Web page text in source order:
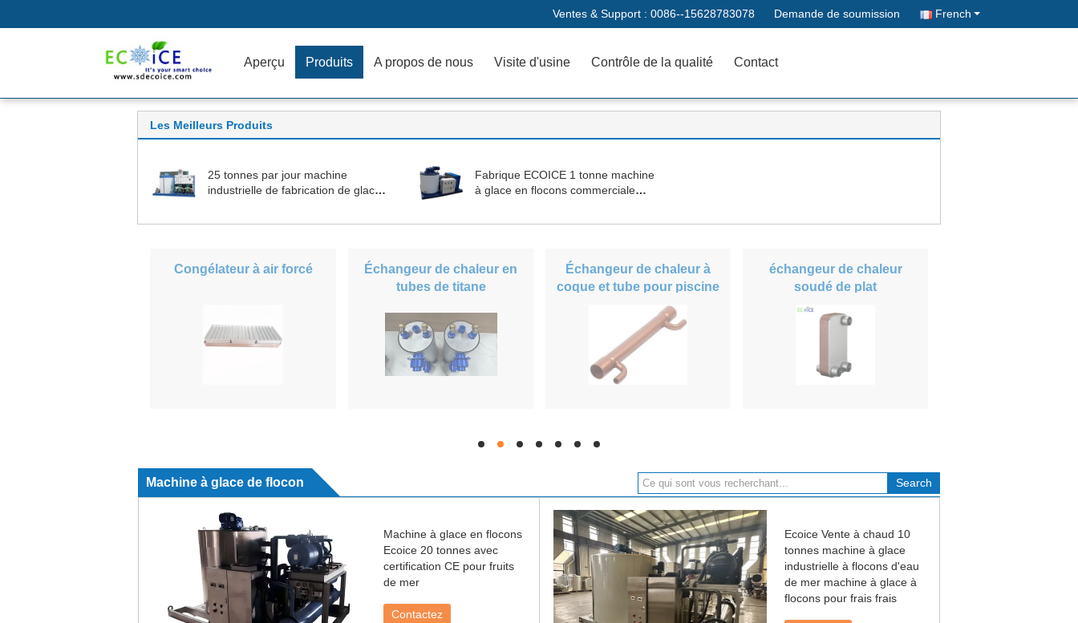
Ventes & Support : 0086--15628783078 Demande de soumission French
Aperçu Produits A propos de nous Visite d'usine Contrôle de la qualité Contact
Les Meilleurs Produits
25 tonnes par jour machine
industrielle de fabrication de glace
Fabrique ECOICE 1 tonne machine
à glace en flocons commerciale
Congélateur à air forcé
Échangeur de chaleur en
tubes de titane
Échangeur de chaleur à
coque et tube pour piscine
échangeur de chaleur
soudé de plat
hd hd hd hd hd hd hd
Machine à glace de flocon
Machine à glace en flocons
Ecoice 20 tonnes avec
certification CE pour fruits
de mer
Contactez
Ecoice Vente à chaud 10
tonnes machine à glace
industrielle à flocons d'eau
de mer machine à glace à
flocons pour frais frais